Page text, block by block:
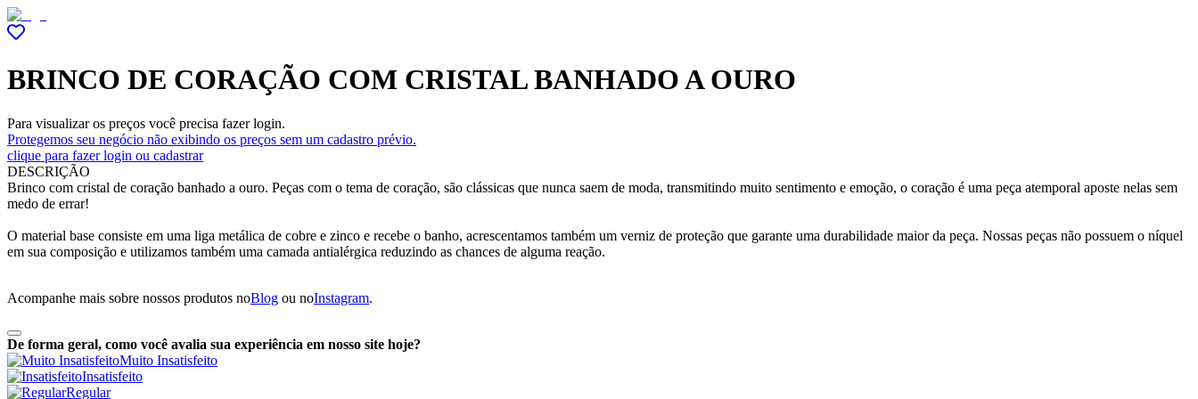
BRINCO DE CORAÇÃO COM CRISTAL BANHADO A OURO
Para visualizar os preços você precisa fazer login.
Protegemos seu negócio não exibindo os preços sem um cadastro prévio.
clique para fazer login ou cadastrar
DESCRIÇÃO
Brinco com cristal de coração banhado a ouro. Peças com o tema de coração, são clássicas que nunca saem de moda, transmitindo muito sentimento e emoção, o coração é uma peça atemporal aposte nelas sem
medo de errar!
O material base consiste em uma liga metálica de cobre e zinco e recebe o banho, acrescentamos também um verniz de proteção que garante uma durabilidade maior da peça. Nossas peças não possuem o níquel
em sua composição e utilizamos também uma camada antialérgica reduzindo as chances de alguma reação.
Acompanhe mais sobre nossos produtos noBlog ou noInstagram.
De forma geral, como você avalia sua experiência em nosso site hoje?
Muito Insatisfeito
Insatisfeito
Regular